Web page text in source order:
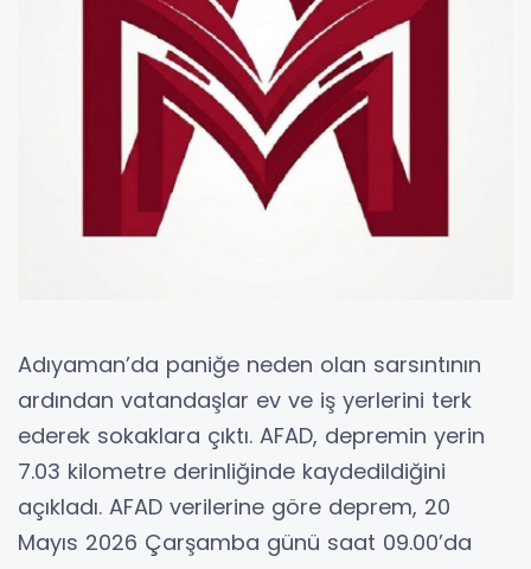
Adıyaman’da paniğe neden olan sarsıntının
ardından vatandaşlar ev ve iş yerlerini terk
ederek sokaklara çıktı. AFAD, depremin yerin
7.03 kilometre derinliğinde kaydedildiğini
açıkladı. AFAD verilerine göre deprem, 20
Mayıs 2026 Çarşamba günü saat 09.00’da